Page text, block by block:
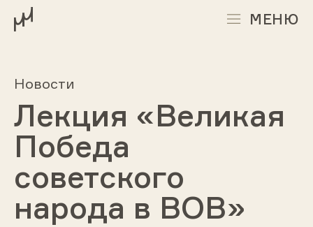
МЕНЮ
Новости
Лекция «Великая
Победа
советского
народа в ВОВ»